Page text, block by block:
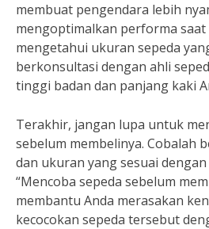
membuat pengendara lebih
mengoptimalkan performa saat
mengetahui ukuran sepeda
berkonsultasi dengan ahli
tinggi badan dan panjang kaki
Terakhir, jangan lupa untuk
sebelum membelinya. Cobalah
dan ukuran yang sesuai
“Mencoba sepeda sebelum
membantu Anda merasakan
kecocokan sepeda tersebut